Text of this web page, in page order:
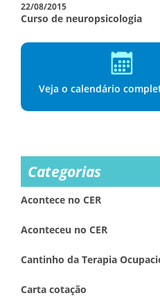
22/08/2015
Curso de neuropsicologia
Veja o calendário
Categorias
Acontece no CER
Aconteceu no CER
Cantinho da Terapia
Carta cotação